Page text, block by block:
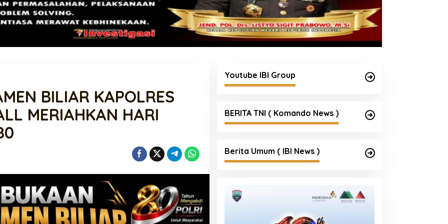
BILIAR KAPOLRES
MERIAHKAN HARI
Youtube IBI Group
BERITA TNI ( Komando News )
Berita Umum ( IBI News )